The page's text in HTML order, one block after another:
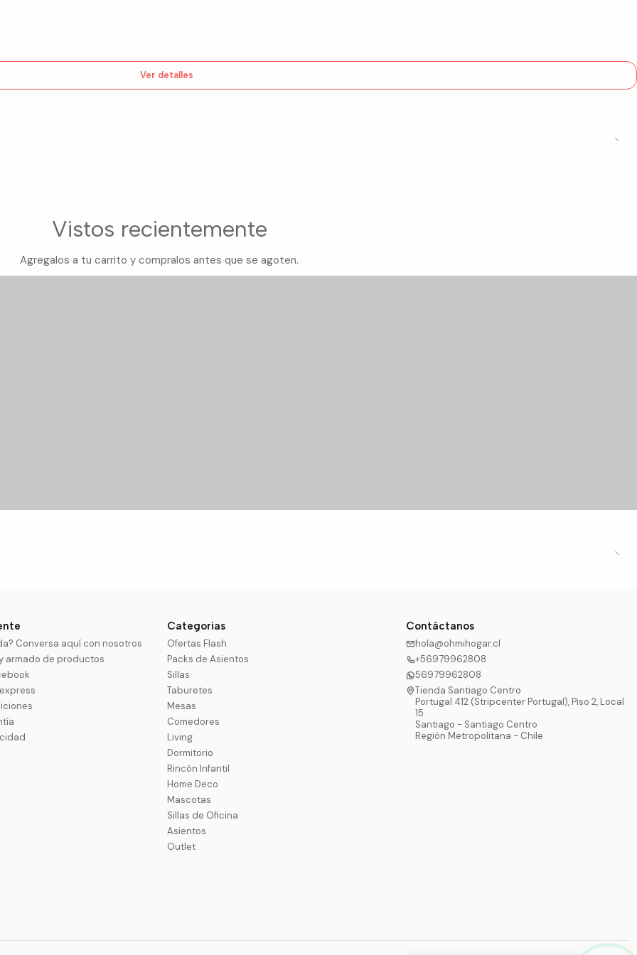
Ver detalles
Vistos recientemente
Agregalos a tu carrito y compralos antes que se agoten.
Conversa aquí con nosotros
armado de productos
Categorias
Ofertas Flash
Packs de Asientos
Sillas
Taburetes
Mesas
Comedores
Living
Dormitorio
Rincón Infantil
Home Deco
Mascotas
Sillas de Oficina
Asientos
Outlet
Contáctanos
hola@ohmihogar.cl
+56979962808
56979962808
Tienda Santiago Centro
Portugal 412 (Stripcenter Portugal), Piso 2, Local
15
Santiago - Santiago Centro
Región Metropolitana - Chile